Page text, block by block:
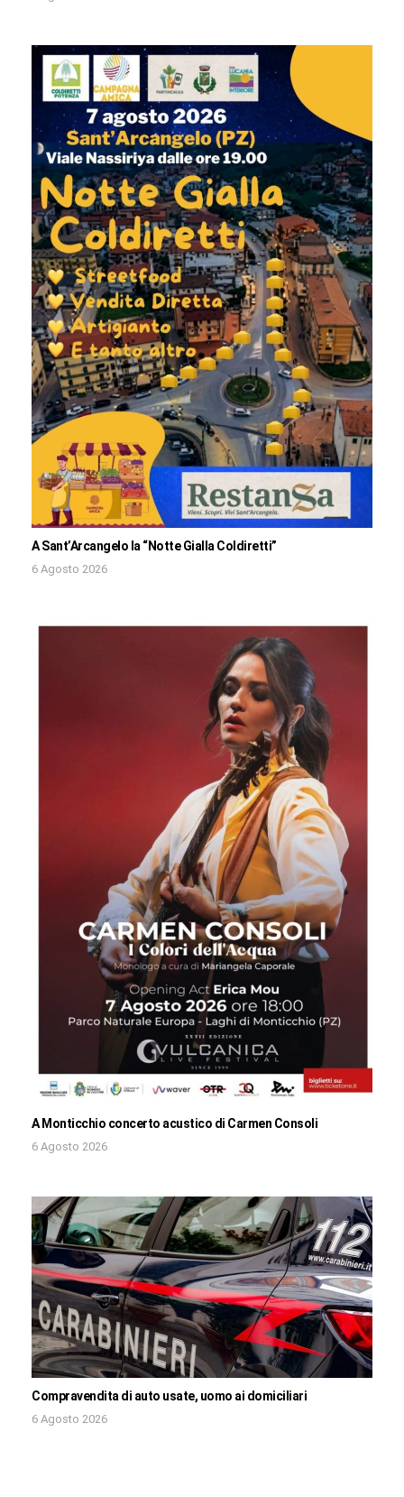
A Sant’Arcangelo la “Notte Gialla Coldiretti”
6 Agosto 2026
A Monticchio concerto acustico di Carmen Consoli
6 Agosto 2026
Compravendita di auto usate, uomo ai domiciliari
6 Agosto 2026